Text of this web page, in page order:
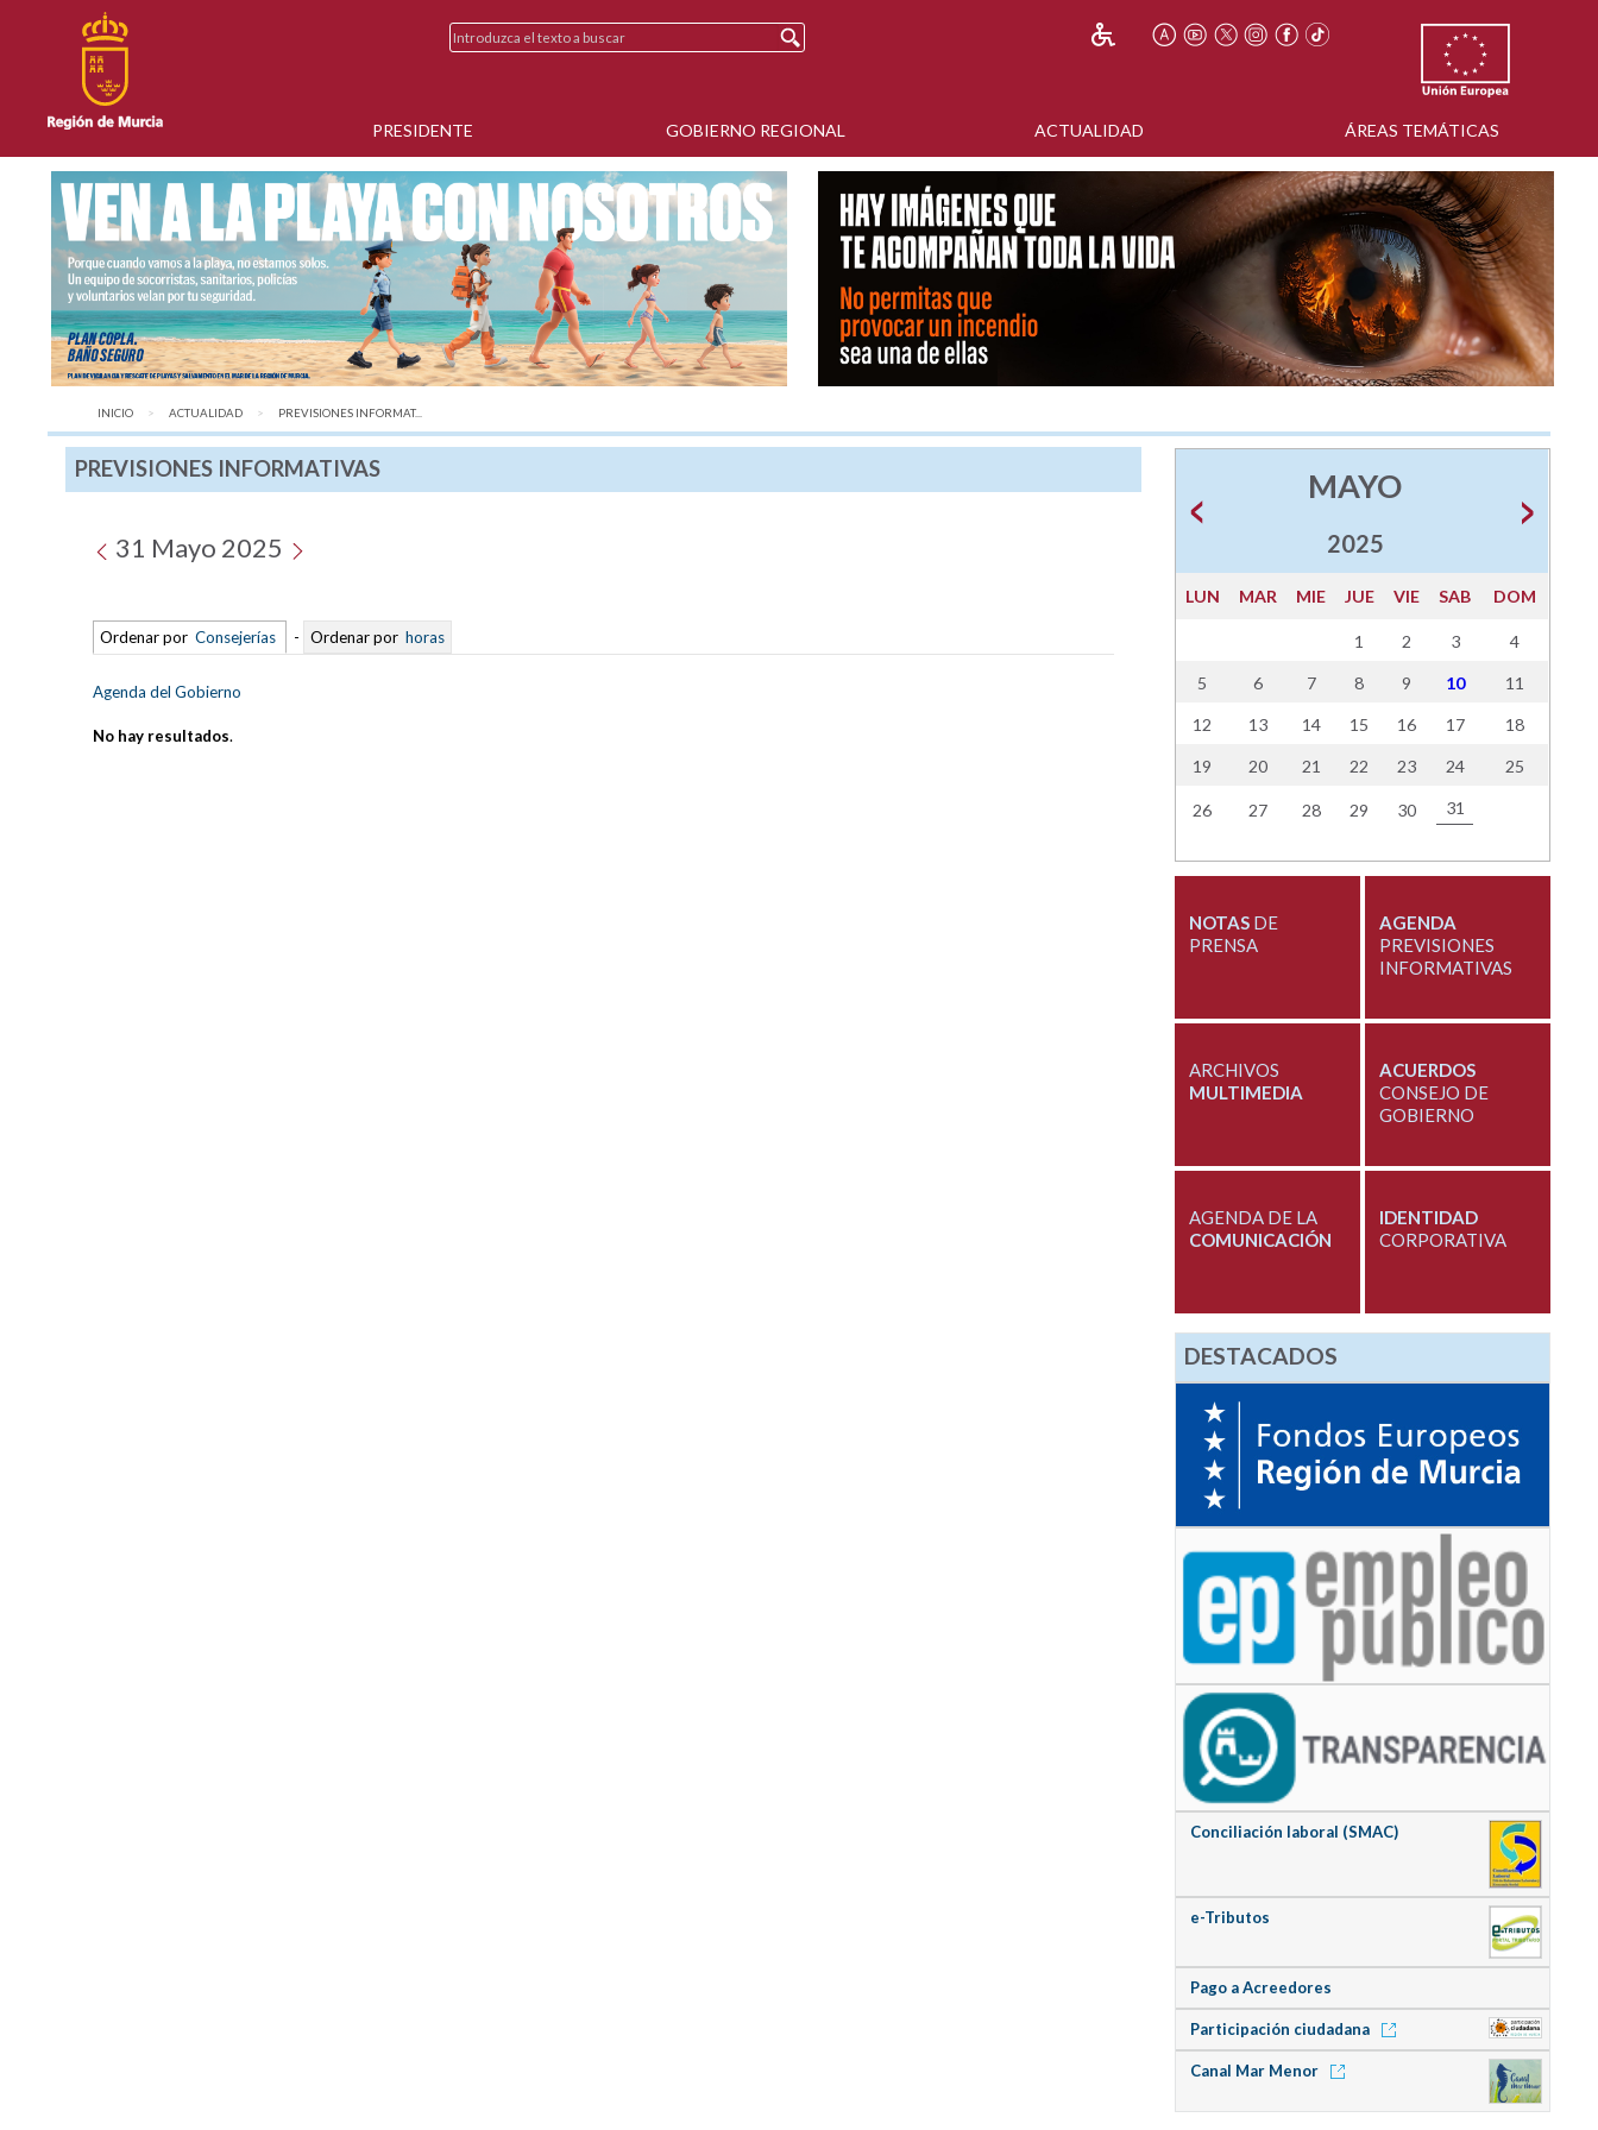
PRESIDENTE GOBIERNO REGIONAL ACTUALIDAD ÁREAS TEMÁTICAS
INICIO ACTUALIDAD AQUÍ:
PREVISIONES INFORMAT...
PREVISIONES INFORMATIVAS
31 Mayo 2025
Ordenar por Consejerías - Ordenar por horas
Agenda del Gobierno
No hay resultados.
MAYO
2025
LUN MAR MIE JUE VIE SAB DOM
1 2 3 4
5 6 7 8 9 10 11
12 13 14 15 16 17 18
19 20 21 22 23 24 25
26 27 28 29 30 31
NOTASDE
PRENSA
AGENDA
PREVISIONES
INFORMATIVAS
ARCHIVOS
MULTIMEDIA
ACUERDOS
CONSEJO DE
GOBIERNO
AGENDA DE LA
COMUNICACIÓN
IDENTIDAD
CORPORATIVA
DESTACADOS
Conciliación laboral (SMAC)
e-Tributos
Pago a Acreedores
Participación ciudadana
Canal Mar Menor